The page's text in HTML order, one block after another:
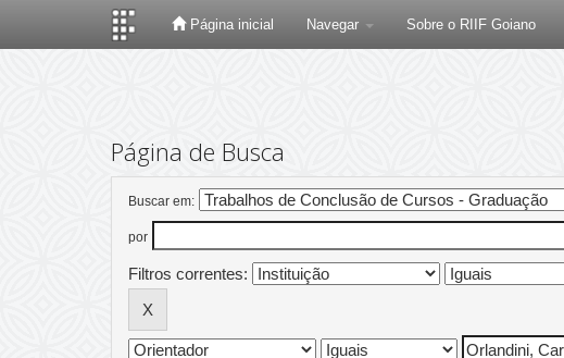
Página inicial Navegar Sobre o RIIF Goiano
Página de Busca
Buscar em:
por
Filtros correntes: